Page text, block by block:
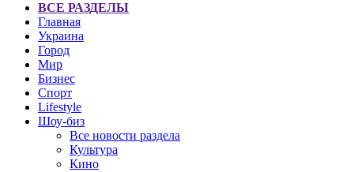
ВСЕ РАЗДЕЛЫ
Главная
Украина
Город
Мир
Бизнес
Спорт
Lifestyle
Шоу-биз
Все новости раздела
Культура
Кино